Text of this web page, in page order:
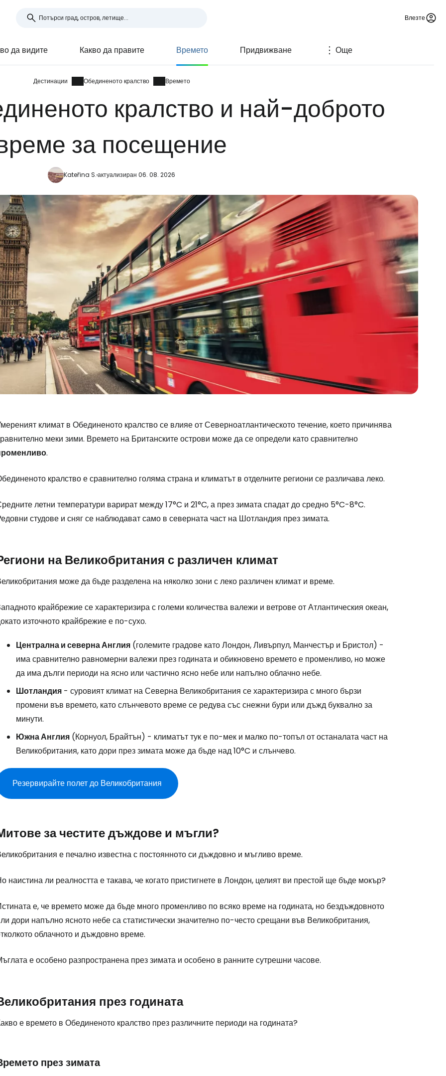
Влезте
да видите Какво да правите Времето Придвижване Още
Дестинации Обединеното кралство Времето
кралство и най-доброто
за посещение
Kateřina S.актуализиран 06. 08. 2026
климат в Обединеното кралство се влияе от Северноатлантическото течение, което причинява
меки зими. Времето на Британските острови може да се определи като сравнително
.
кралство е сравнително голяма страна и климатът в отделните региони се различава леко.
летни температури варират между 17°C и 21°C, а през зимата спадат до средно 5°C-8°C.
студове и сняг се наблюдават само в северната част на Шотландия през зимата.
на Великобритания с различен климат
може да бъде разделена на няколко зони с леко различен климат и време.
крайбрежие се характеризира с големи количества валежи и ветрове от Атлантическия океан,
източното крайбрежие е по-сухо.
Централна и северна Англия (големите градове като Лондон, Ливърпул, Манчестър и Бристол) -
има сравнително равномерни валежи през годината и обикновено времето е променливо, но може
да има дълги периоди на ясно или частично ясно небе или напълно облачно небе.
Шотландия - суровият климат на Северна Великобритания се характеризира с много бързи
промени във времето, като слънчевото време се редува със снежни бури или дъжд буквално за
минути.
Южна Англия (Корнуол, Брайтън) - климатът тук е по-мек и малко по-топъл от останалата част на
Великобритания, като дори през зимата може да бъде над 10°C и слънчево.
Резервирайте полет до Великобритания
за честите дъждове и мъгли?
е печално известна с постоянното си дъждовно и мъгливо време.
наистина ли реалността е такава, че когато пристигнете в Лондон, целият ви престой ще бъде мокър?
е, че времето може да бъде много променливо по всяко време на годината, но бездъждовното
дори напълно ясното небе са статистически значително по-често срещани във Великобритания,
облачното и дъждовно време.
е особено разпространена през зимата и особено в ранните сутрешни часове.
през годината
е времето в Обединеното кралство през различните периоди на годината?
през зимата
Влезте в Cestee
... световната общност на туристите